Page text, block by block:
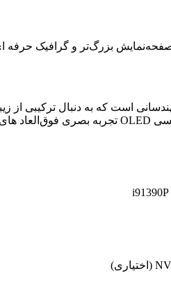
بزرگ‌تر و گرافیک حرفه
OLED تجربه بصری فوق‌العاد
i91390P
(اختیاری)